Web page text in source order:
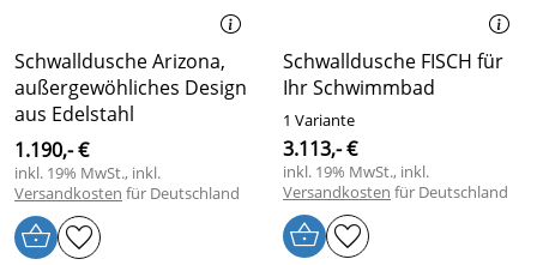
Schwalldusche Arizona,
außergewöhliches Design
aus Edelstahl
1.190,- €
inkl. 19% MwSt., inkl.
Versandkosten für Deutschland
Schwalldusche FISCH für
Ihr Schwimmbad
1 Variante
3.113,- €
inkl. 19% MwSt., inkl.
Versandkosten für Deutschland